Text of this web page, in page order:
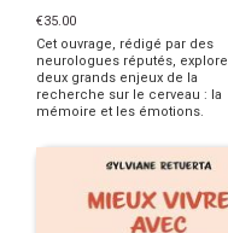
€35.00
Cet ouvrage, rédigé par des
neurologues réputés, explore
deux grands enjeux de la
recherche sur le cerveau : la
mémoire et les émotions.